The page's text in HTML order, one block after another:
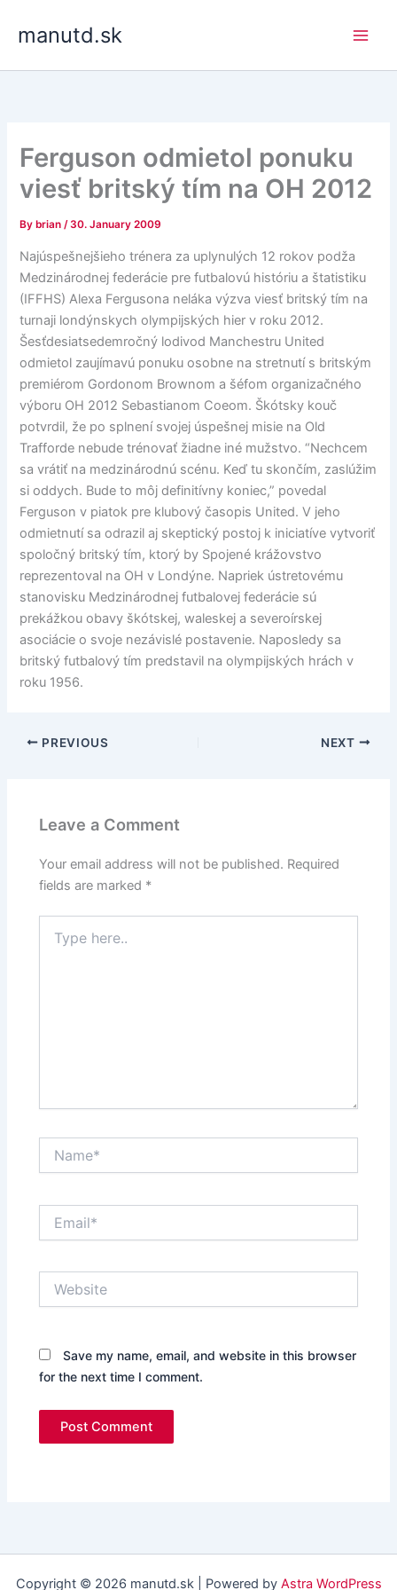
manutd.sk
Ferguson odmietol ponuku
viesť britský tím na OH 2012
By brian/30. January 2009
Najúspešnejšieho trénera za uplynulých 12 rokov podža
Medzinárodnej federácie pre futbalovú históriu a štatistiku
(IFFHS) Alexa Fergusona neláka výzva viesť britský tím na
turnaji londýnskych olympijských hier v roku 2012.
Šesťdesiatsedemročný lodivod Manchestru United
odmietol zaujímavú ponuku osobne na stretnutí s britským
premiérom Gordonom Brownom a šéfom organizačného
výboru OH 2012 Sebastianom Coeom. Škótsky kouč
potvrdil, že po splnení svojej úspešnej misie na Old
Trafforde nebude trénovať žiadne iné mužstvo. “Nechcem
sa vrátiť na medzinárodnú scénu. Keď tu skončím, zaslúžim
si oddych. Bude to môj definitívny koniec,” povedal
Ferguson v piatok pre klubový časopis United. V jeho
odmietnutí sa odrazil aj skeptický postoj k iniciatíve vytvoriť
spoločný britský tím, ktorý by Spojené krážovstvo
reprezentoval na OH v Londýne. Napriek ústretovému
stanovisku Medzinárodnej futbalovej federácie sú
prekážkou obavy škótskej, waleskej a severoírskej
asociácie o svoje nezávislé postavenie. Naposledy sa
britský futbalový tím predstavil na olympijských hrách v
roku 1956.
PREVIOUS NEXT
Leave a Comment
Your email address will not be published. Required
fields are marked *
here..
Save my name, email, and website in this browser
for the next time I comment.
Copyright © 2026 manutd.sk | Powered by Astra WordPress